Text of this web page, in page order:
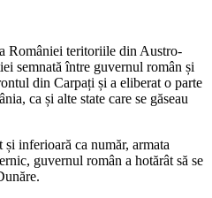
României teritoriile din Austro-
semnată între guvernul român și
din Carpați și a eliberat o parte
ca și alte state care se găseau
inferioară ca număr, armata
guvernul român a hotărât să se